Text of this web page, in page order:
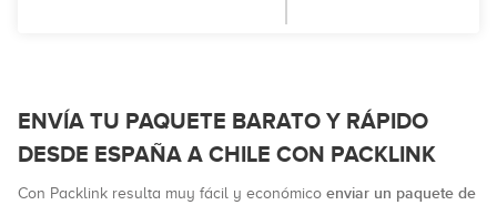
ENVÍA TU PAQUETE BARATO Y RÁPIDO
DESDE ESPAÑA A CHILE CON PACKLINK
Con Packlink resulta muy fácil y económico enviar un paquete de